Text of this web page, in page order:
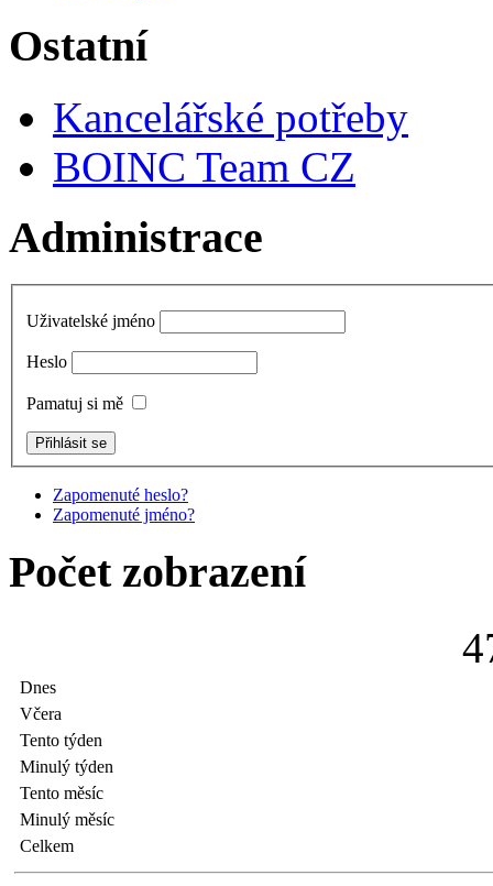
Ostatní
Kancelářské potřeby
BOINC Team CZ
Administrace
Uživatelské jméno
Heslo
Pamatuj si mě
Zapomenuté heslo?
Zapomenuté jméno?
Počet zobrazení
4
Dnes
Včera
Tento týden
Minulý týden
Tento měsíc
Minulý měsíc
Celkem